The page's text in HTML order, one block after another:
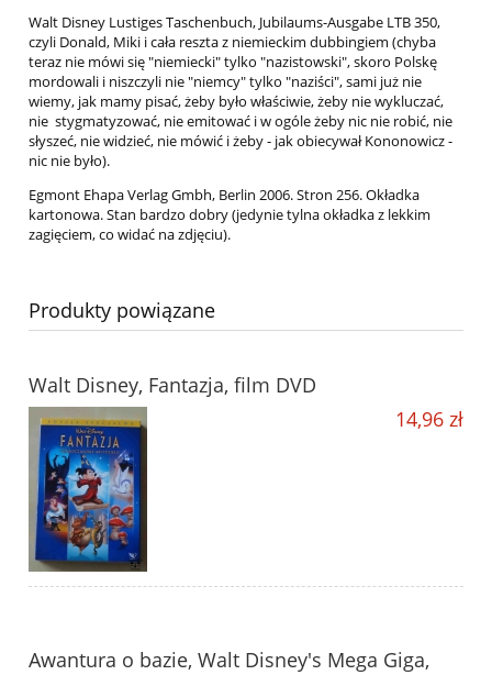
Walt Disney Lustiges Taschenbuch, Jubilaums-Ausgabe LTB 350,
czyli Donald, Miki i cała reszta z niemieckim dubbingiem (chyba
teraz nie mówi się "niemiecki" tylko "nazistowski", skoro Polskę
mordowali i niszczyli nie "niemcy" tylko "naziści", sami już nie
wiemy, jak mamy pisać, żeby było właściwie, żeby nie wykluczać,
nie stygmatyzować, nie emitować i w ogóle żeby nic nie robić, nie
słyszeć, nie widzieć, nie mówić i żeby - jak obiecywał Kononowicz -
nic nie było).
Egmont Ehapa Verlag Gmbh, Berlin 2006. Stron 256. Okładka
kartonowa. Stan bardzo dobry (jedynie tylna okładka z lekkim
zagięciem, co widać na zdjęciu).
Produkty powiązane
Walt Disney, Fantazja, film DVD
14,96 zł
Awantura o bazie, Walt Disney's Mega Giga,